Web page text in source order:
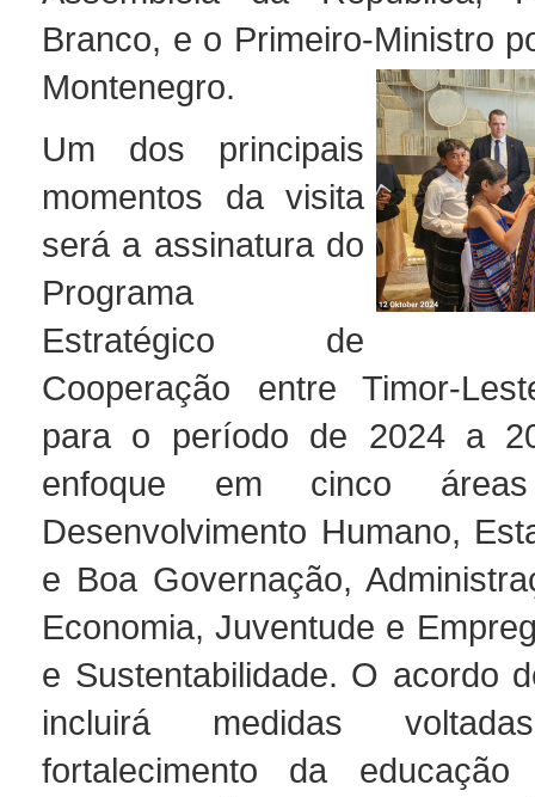
Branco, e o Primeiro-Ministro
Montenegro.
Um dos principais
momentos da visita
será a assinatura do
Programa
Estratégico de
Cooperação entre Timor-
para o período de 2024 a
enfoque em cinco áreas
Desenvolvimento Humano,
e Boa Governação,
Economia, Juventude e
e Sustentabilidade. O acordo
incluirá medidas
fortalecimento da